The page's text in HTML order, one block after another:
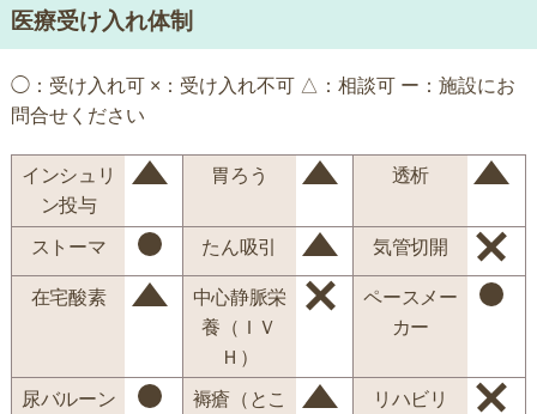
医療受け入れ体制
◯：受け入れ可 ×：受け入れ不可 △：相談可 ー：施設にお
問合せください
インシュリ
ン投与
胃ろう 透析
ストーマ たん吸引 気管切開
在宅酸素
中心静脈栄
養（ＩＶ
Ｈ）
ペースメー
カー
尿バルーン
褥瘡（とこ
リハビリ